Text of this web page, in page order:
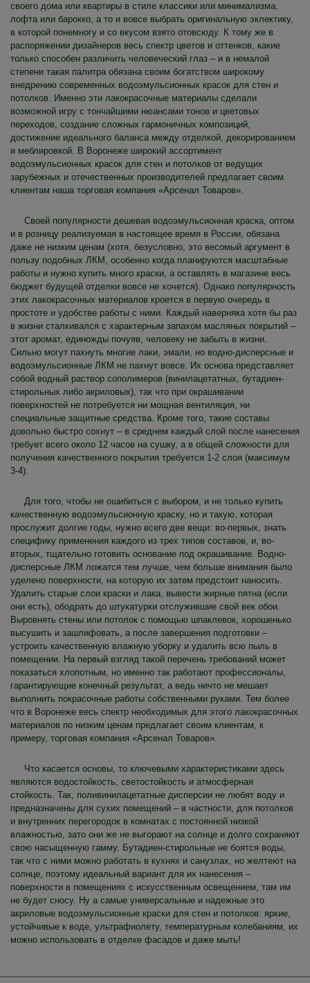
своего дома или квартиры в стиле классики или минимализма,
лофта или барокко, а то и вовсе выбрать оригинальную эклектику,
в которой понемногу и со вкусом взято отовсюду. К тому же в
распоряжении дизайнеров весь спектр цветов и оттенков, какие
только способен различить человеческий глаз – и в немалой
степени такая палитра обязана своим богатством широкому
внедрению современных водоэмульсионных красок для стен и
потолков. Именно эти лакокрасочные материалы сделали
возможной игру с тончайшими нюансами тонов и цветовых
переходов, создание сложных гармоничных композиций,
достижение идеального баланса между отделкой, декорированием
и меблировкой. В Воронеже широкий ассортимент
водоэмульсионных красок для стен и потолков от ведущих
зарубежных и отечественных производителей предлагает своим
клиентам наша торговая компания «Арсенал Товаров».
Своей популярности дешевая водоэмульсионная краска, оптом
и в розницу реализуемая в настоящее время в России, обязана
даже не низким ценам (хотя, безусловно, это весомый аргумент в
пользу подобных ЛКМ, особенно когда планируются масштабные
работы и нужно купить много краски, а оставлять в магазине весь
бюджет будущей отделки вовсе не хочется). Однако популярность
этих лакокрасочных материалов кроется в первую очередь в
простоте и удобстве работы с ними. Каждый наверняка хотя бы раз
в жизни сталкивался с характерным запахом масляных покрытий –
этот аромат, единожды почуяв, человеку не забыть в жизни.
Сильно могут пахнуть многие лаки, эмали, но водно-дисперсные и
водоэмульсионные ЛКМ не пахнут вовсе. Их основа представляет
собой водный раствор сополимеров (винилацетатных, бутадиен-
стирольных либо акриловых), так что при окрашивании
поверхностей не потребуется ни мощная вентиляция, ни
специальные защитные средства. Кроме того, такие составы
довольно быстро сохнут – в среднем каждый слой после нанесения
требует всего около 12 часов на сушку, а в общей сложности для
получения качественного покрытия требуется 1-2 слоя (максимум
3-4).
Для того, чтобы не ошибиться с выбором, и не только купить
качественную водоэмульсионную краску, но и такую, которая
прослужит долгие годы, нужно всего две вещи: во-первых, знать
специфику применения каждого из трех типов составов, и, во-
вторых, тщательно готовить основание под окрашивание. Водно-
дисперсные ЛКМ ложатся тем лучше, чем больше внимания было
уделено поверхности, на которую их затем предстоит наносить.
Удалить старые слои краски и лака, вывести жирные пятна (если
они есть), ободрать до штукатурки отслужившие свой век обои.
Выровнять стены или потолок с помощью шпаклевок, хорошенько
высушить и зашлифовать, а после завершения подготовки –
устроить качественную влажную уборку и удалить всю пыль в
помещении. На первый взгляд такой перечень требований может
показаться хлопотным, но именно так работают профессионалы,
гарантирующие конечный результат, а ведь ничто не мешает
выполнить покрасочные работы собственными руками. Тем более
что в Воронеже весь спектр необходимых для этого лакокрасочных
материалов по низким ценам предлагает своим клиентам, к
примеру, торговая компания «Арсенал Товаров».
Что касается основы, то ключевыми характеристиками здесь
являются водостойкость, светостойкость и атмосферная
стойкость. Так, поливинилацетатные дисперсии не любят воду и
предназначены для сухих помещений – в частности, для потолков
и внутренних перегородок в комнатах с постоянной низкой
влажностью, зато они же не выгорают на солнце и долго сохраняют
свою насыщенную гамму. Бутадиен-стирольные не боятся воды,
так что с ними можно работать в кухнях и санузлах, но желтеют на
солнце, поэтому идеальный вариант для их нанесения –
поверхности в помещениях с искусственным освещением, там им
не будет сносу. Ну а самые универсальные и надежные это
акриловые водоэмульсионные краски для стен и потолков: яркие,
устойчивые к воде, ультрафиолету, температурным колебаниям, их
можно использовать в отделке фасадов и даже мыть!